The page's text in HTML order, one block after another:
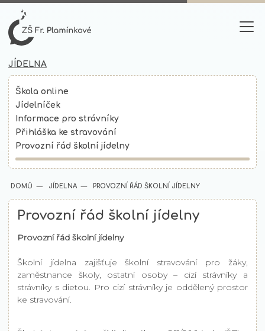
JÍDELNA
Škola online
Jídelníček
Informace pro strávníky
Přihláška ke stravování
Provozní řád školní jídelny
DOMŮ JÍDELNA PROVOZNÍ ŘÁD ŠKOLNÍ JÍDELNY
Provozní řád školní jídelny
Provozní řád školní jídelny
Školní jídelna zajišťuje školní stravování pro žáky,
zaměstnance školy, ostatní osoby – cizí strávníky a
strávníky s dietou. Pro cizí strávníky je oddělený prostor
ke stravování.